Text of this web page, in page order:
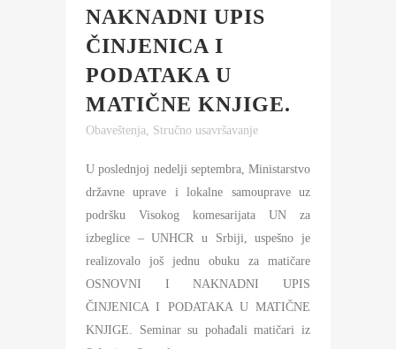
NAKNADNI UPIS
ČINJENICA I
PODATAKA U
MATIČNE KNJIGE.
Obaveštenja Stručno usavršavanje
U poslednjoj nedelji septembra, Ministarstvo
državne uprave i lokalne samouprave uz
podršku Visokog komesarijata UN za
izbeglice – UNHCR u Srbiji, uspešno je
realizovalo još jednu obuku za matičare
OSNOVNI I NAKNADNI UPIS
ČINJENICA I PODATAKA U MATIČNE
KNJIGE. Seminar su pohađali matičari iz